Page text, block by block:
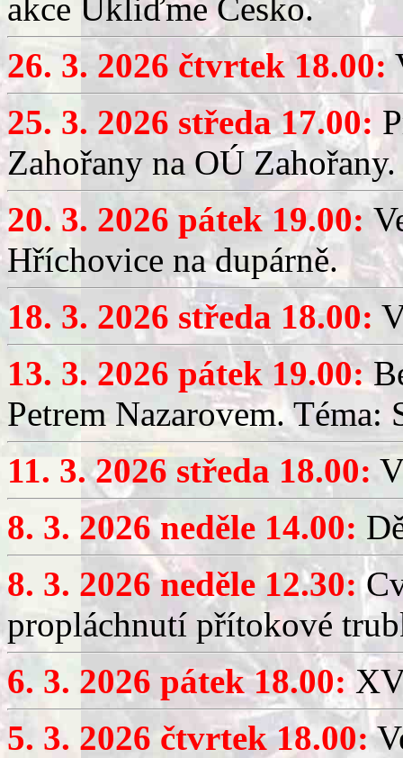
akce Ukliďme Česko.
26. 3. 2026 čtvrtek 18.00:
25. 3. 2026 středa 17.00:
Zahořany na OÚ Zahořany.
20. 3. 2026 pátek 19.00:
Hříchovice na dupárně.
18. 3. 2026 středa 18.00:
13. 3. 2026 pátek 19.00:
Petrem Nazarovem. Téma:
11. 3. 2026 středa 18.00:
8. 3. 2026 neděle 14.00:
8. 3. 2026 neděle 12.30:
propláchnutí přítokové
6. 3. 2026 pátek 18.00:
5. 3. 2026 čtvrtek 18.00: